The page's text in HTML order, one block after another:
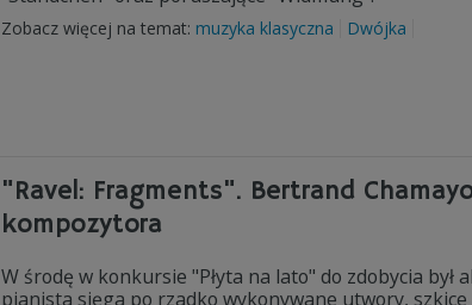
Zobacz więcej na temat: muzyka klasyczna Dwójka
"Ravel: Fragments". Bertrand
kompozytora
W środę w konkursie "Płyta na lato" do zdobycia
pianista sięga po rzadko wykonywane utwory,